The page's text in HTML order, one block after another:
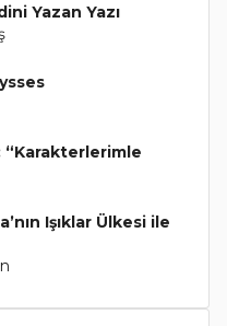
Yazan Yazı
“Karakterlerimle
Işıklar Ülkesi ile